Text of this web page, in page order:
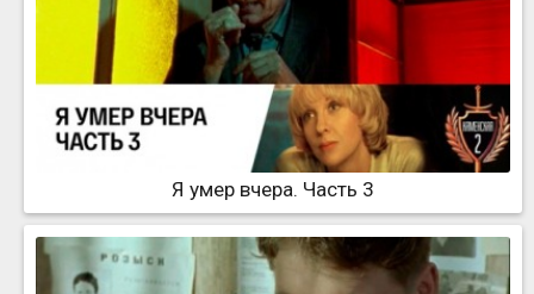
Я умер вчера. Часть 3